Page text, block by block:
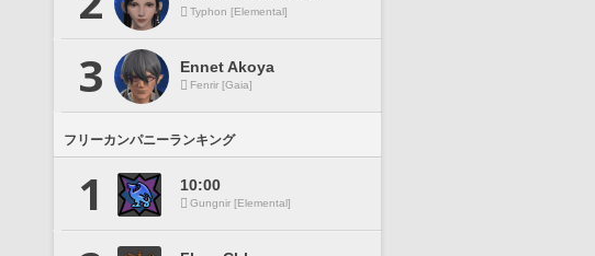
Typhon [Elemental]
3 Ennet Akoya
Fenrir [Gaia]
フリーカンパニーランキング
1 10:00
Gungnir [Elemental]